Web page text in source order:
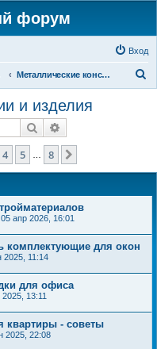
форум
Вход
Металлические конструкции и изделия
и изделия
Поиск
из
4 5 8
05 апр 2026, 16:01
комплектующие для окон
2025, 11:14
для офиса
2025, 13:11
квартиры - советы
2025, 22:08